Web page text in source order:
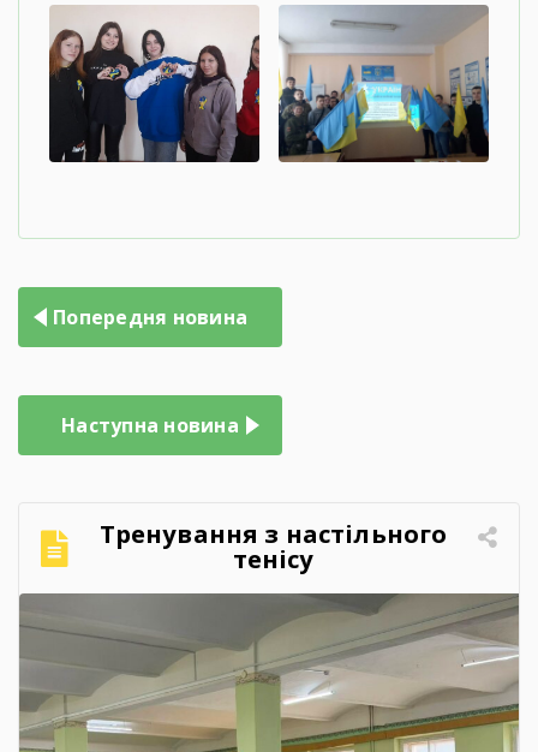
Попередня новина
Наступна новина
Тренування з настільного
тенісу